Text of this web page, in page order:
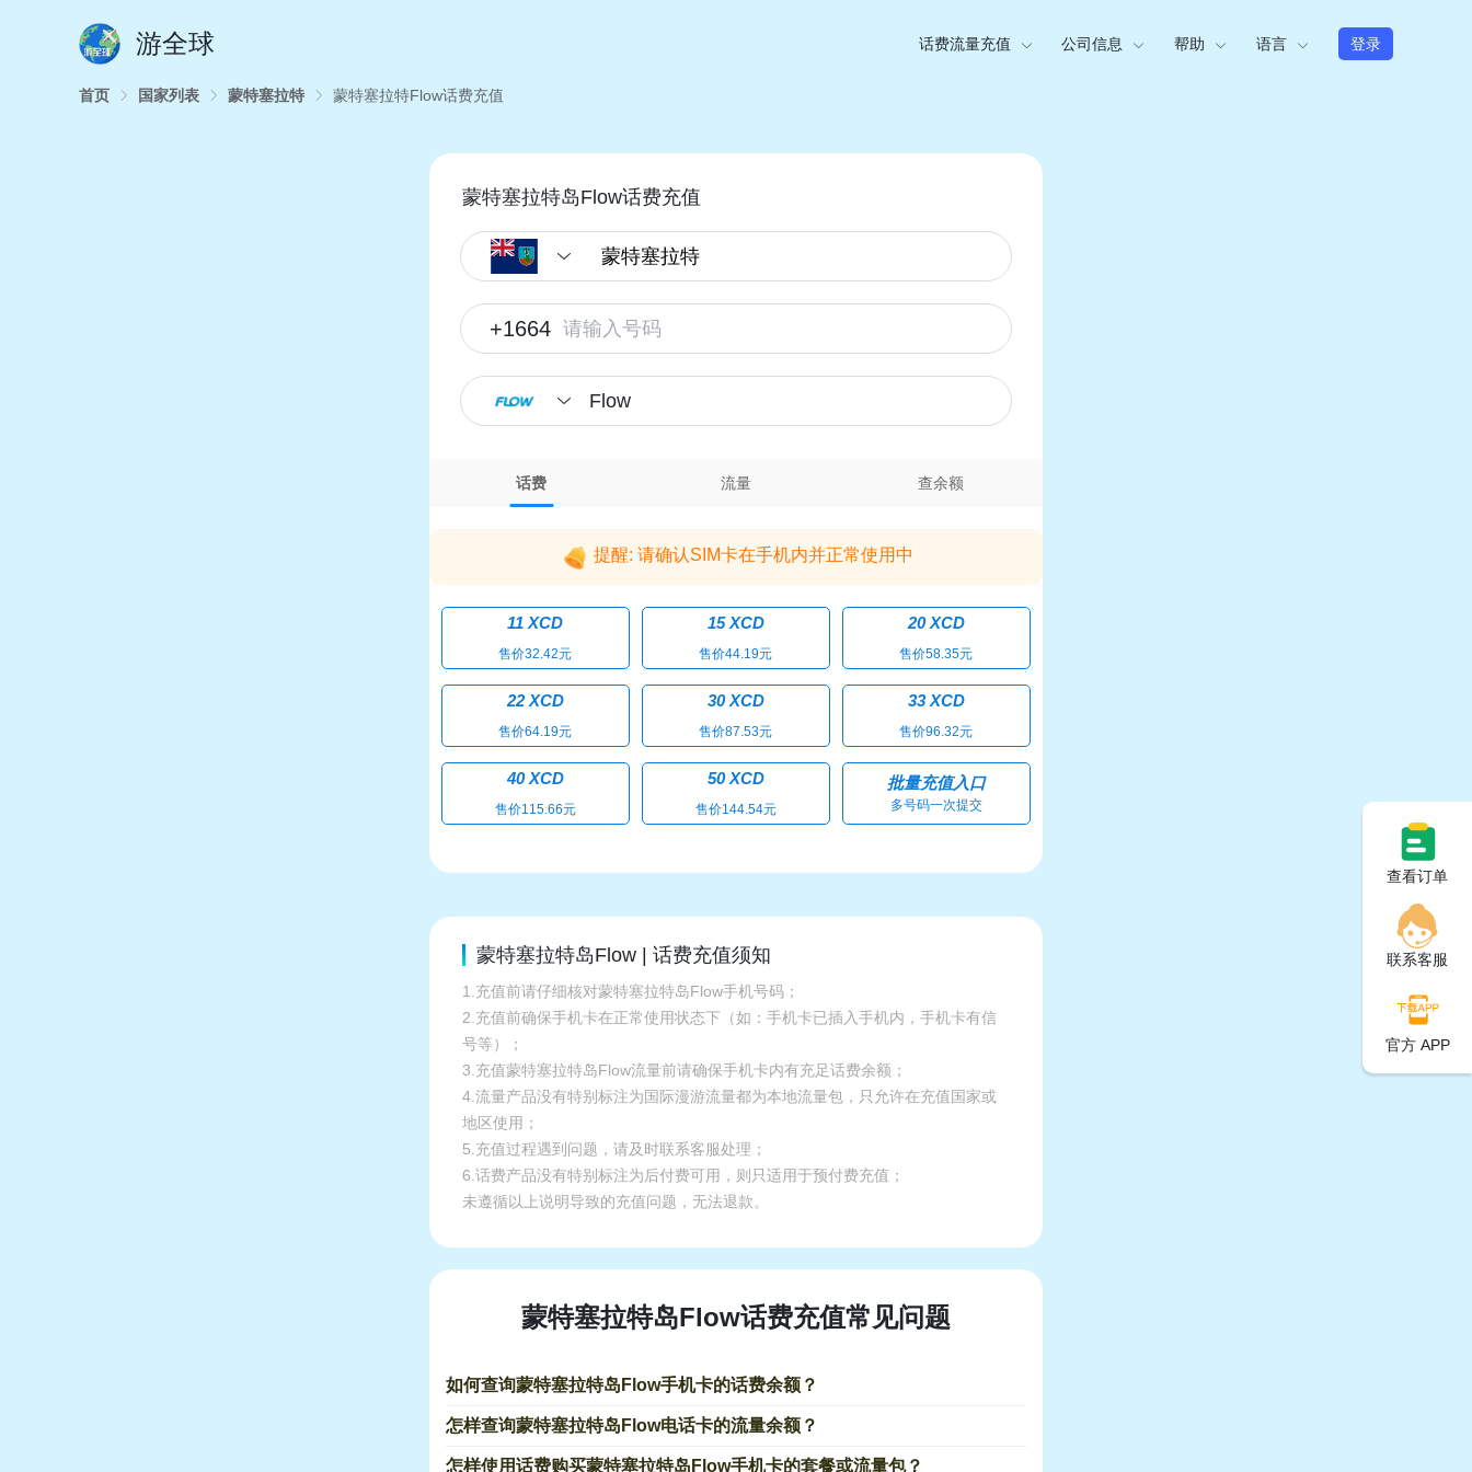
游全球 话费流量充值 公司信息 帮助 语言 登录
首页 国家列表 蒙特塞拉特 蒙特塞拉特Flow话费充值
蒙特塞拉特岛Flow话费充值
+1664
Flow
话费 流量 查余额
提醒: 请确认SIM卡在手机内并正常使用中
11 XCD
售价32.42元
15 XCD
售价44.19元
20 XCD
售价58.35元
22 XCD
售价64.19元
30 XCD
售价87.53元
33 XCD
售价96.32元
40 XCD
售价115.66元
50 XCD
售价144.54元
批量充值入口
多号码一次提交
蒙特塞拉特岛Flow | 话费充值须知
1.充值前请仔细核对蒙特塞拉特岛Flow手机号码；
2.充值前确保手机卡在正常使用状态下（如：手机卡已插入手机内，手机卡有信
号等）；
3.充值蒙特塞拉特岛Flow流量前请确保手机卡内有充足话费余额；
4.流量产品没有特别标注为国际漫游流量都为本地流量包，只允许在充值国家或
地区使用；
5.充值过程遇到问题，请及时联系客服处理；
6.话费产品没有特别标注为后付费可用，则只适用于预付费充值；
未遵循以上说明导致的充值问题，无法退款。
蒙特塞拉特岛Flow话费充值常见问题
如何查询蒙特塞拉特岛Flow手机卡的话费余额？
怎样查询蒙特塞拉特岛Flow电话卡的流量余额？
怎样使用话费购买蒙特塞拉特岛Flow手机卡的套餐或流量包？
查看订单
联系客服
官方 APP